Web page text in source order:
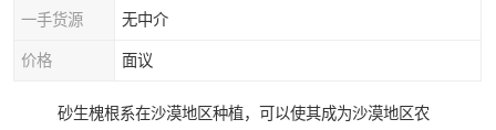
一手货源 无中介
价格 面议
砂生槐根系在沙漠地区种植，可以使其成为沙漠地区农